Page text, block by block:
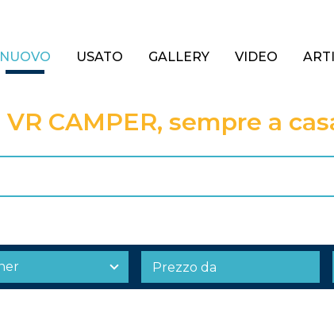
NUOVO USATO GALLERY VIDEO
VR CAMPER, sempre a